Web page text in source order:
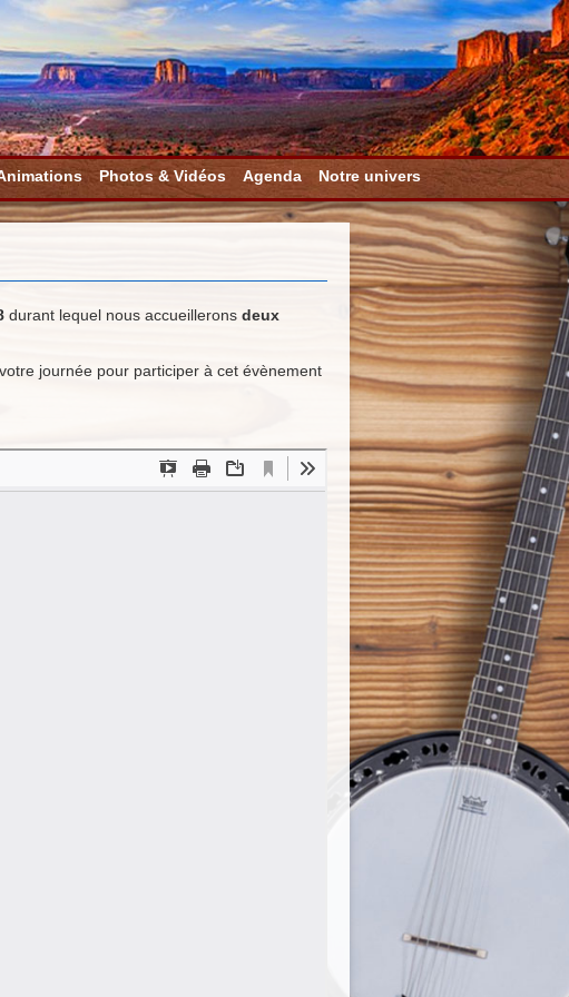
Photos & Vidéos Agenda Notre univers
durant lequel nous accueillerons deux
journée pour participer à cet évènement